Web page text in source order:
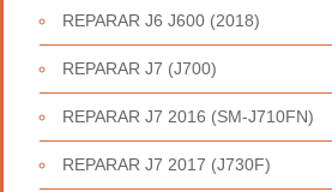
REPARAR J6 J600 (2018)
REPARAR J7 (J700)
REPARAR J7 2016 (SM-J710FN)
REPARAR J7 2017 (J730F)